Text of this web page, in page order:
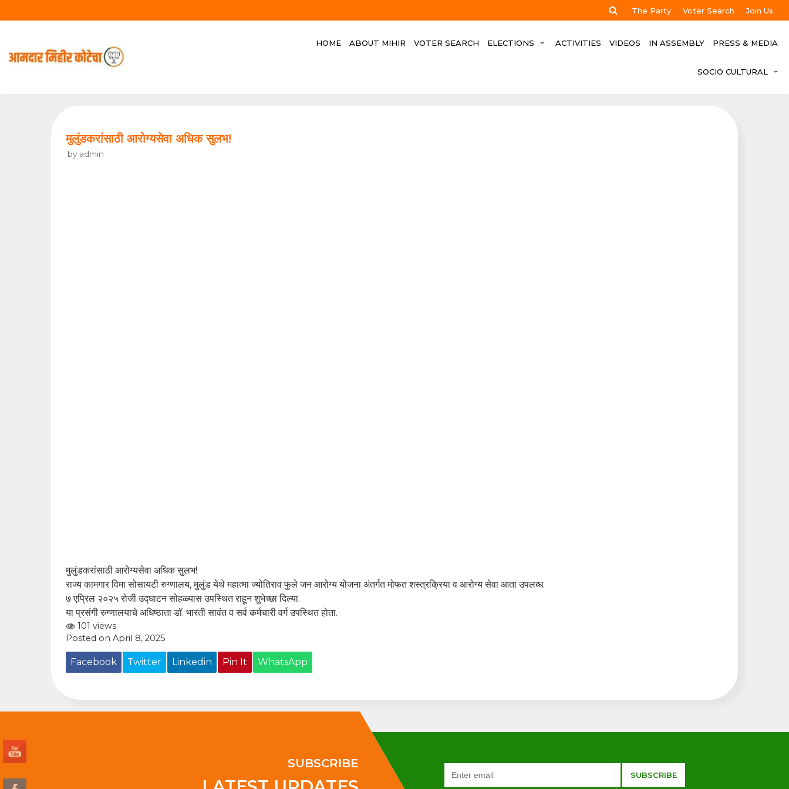
The Party Voter Search Join Us
HOME ABOUT MIHIR VOTER SEARCH ELECTIONS ACTIVITIES VIDEOS IN ASSEMBLY PRESS & MEDIA
SOCIO CULTURAL
मुलुंडकरांसाठी आरोग्यसेवा अधिक सुलभ!
by admin
मुलुंडकरांसाठी आरोग्यसेवा अधिक सुलभ!
राज्य कामगार विमा सोसायटी रुग्णालय, मुलुंड येथे महात्मा ज्योतिराव फुले जन आरोग्य योजना अंतर्गत मोफत शस्त्रक्रिया व आरोग्य सेवा आता उपलब्ध.
७ एप्रिल २०२५ रोजी उद्घाटन सोहळ्यास उपस्थित राहून शुभेच्छा दिल्या.
या प्रसंगी रुग्णालयाचे अधिष्ठाता डॉ. भारती सावंत व सर्व कर्मचारी वर्ग उपस्थित होता.
101 views
Posted on April 8, 2025
Facebook Twitter Linkedin Pin It WhatsApp
SUBSCRIBE